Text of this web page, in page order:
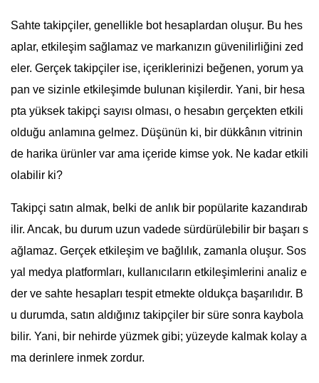
Sahte takipçiler, genellikle bot hesaplardan oluşur. Bu hes
aplar, etkileşim sağlamaz ve markanızın güvenilirliğini zed
eler. Gerçek takipçiler ise, içeriklerinizi beğenen, yorum ya
pan ve sizinle etkileşimde bulunan kişilerdir. Yani, bir hesa
pta yüksek takipçi sayısı olması, o hesabın gerçekten etkili
olduğu anlamına gelmez. Düşünün ki, bir dükkânın vitrinin
de harika ürünler var ama içeride kimse yok. Ne kadar etkili
olabilir ki?
Takipçi satın almak, belki de anlık bir popülarite kazandırab
ilir. Ancak, bu durum uzun vadede sürdürülebilir bir başarı s
ağlamaz. Gerçek etkileşim ve bağlılık, zamanla oluşur. Sos
yal medya platformları, kullanıcıların etkileşimlerini analiz e
der ve sahte hesapları tespit etmekte oldukça başarılıdır. B
u durumda, satın aldığınız takipçiler bir süre sonra kaybola
bilir. Yani, bir nehirde yüzmek gibi; yüzeyde kalmak kolay a
ma derinlere inmek zordur.